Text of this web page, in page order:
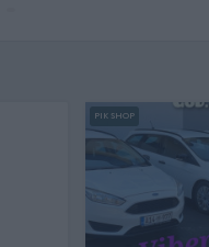
PIK SHOP